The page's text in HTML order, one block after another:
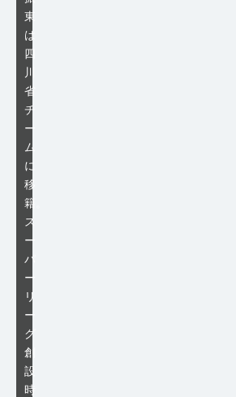
東
は
四
川
省
チ
ー
ム
に
移
籍。
ス
ー
パ
ー
リ
ー
グ
創
設
時